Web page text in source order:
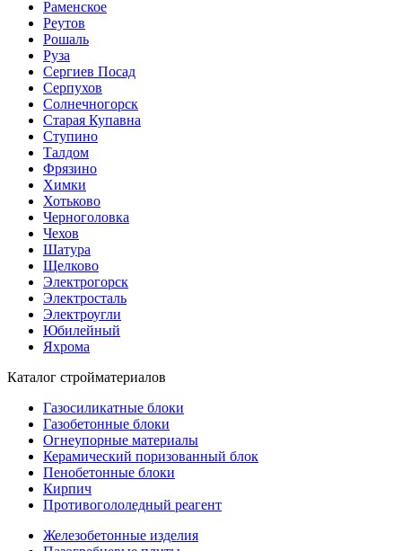
Раменское
Реутов
Рошаль
Руза
Сергиев Посад
Серпухов
Солнечногорск
Старая Купавна
Ступино
Талдом
Фрязино
Химки
Хотьково
Черноголовка
Чехов
Шатура
Щелково
Электрогорск
Электросталь
Электроугли
Юбилейный
Яхрома
Каталог стройматериалов
Газосиликатные блоки
Газобетонные блоки
Огнеупорные материалы
Керамический поризованный блок
Пенобетонные блоки
Кирпич
Противогололедный реагент
Железобетонные изделия